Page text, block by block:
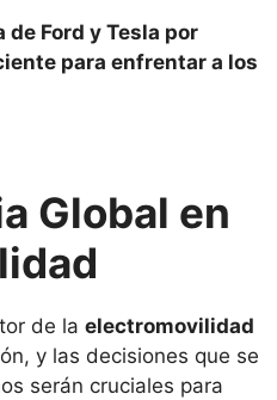
de Ford y Tesla por
para enfrentar a los
Global en
de la electromovilidad
y las decisiones que se
serán cruciales para